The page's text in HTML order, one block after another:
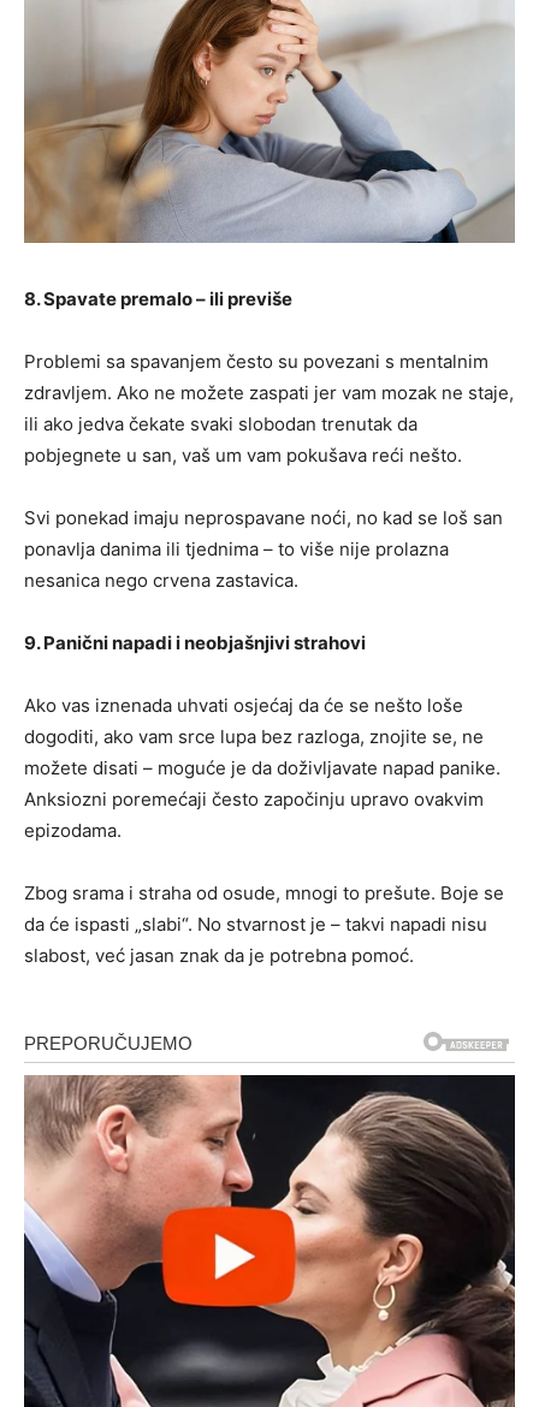
8. Spavate premalo – ili previše
Problemi sa spavanjem često su povezani s mentalnim
zdravljem. Ako ne možete zaspati jer vam mozak ne staje,
ili ako jedva čekate svaki slobodan trenutak da
pobjegnete u san, vaš um vam pokušava reći nešto.
Svi ponekad imaju neprospavane noći, no kad se loš san
ponavlja danima ili tjednima – to više nije prolazna
nesanica nego crvena zastavica.
9. Panični napadi i neobjašnjivi strahovi
Ako vas iznenada uhvati osjećaj da će se nešto loše
dogoditi, ako vam srce lupa bez razloga, znojite se, ne
možete disati – moguće je da doživljavate napad panike.
Anksiozni poremećaji često započinju upravo ovakvim
epizodama.
Zbog srama i straha od osude, mnogi to prešute. Boje se
da će ispasti „slabi“. No stvarnost je – takvi napadi nisu
slabost, već jasan znak da je potrebna pomoć.